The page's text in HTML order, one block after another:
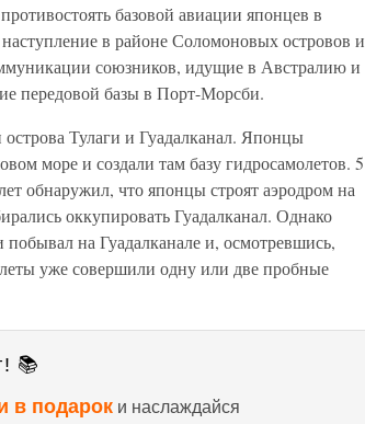
базовой авиации японцев в
в районе Соломоновых островов и
союзников, идущие в Австралию и
передовой базы в Порт-Морсби.
Тулаги и Гуадалканал. Японцы
море и создали там базу гидросамолетов. 5
обнаружил, что японцы строят аэродром на
оккупировать Гуадалканал. Однако
на Гуадалканале и, осмотревшись,
уже совершили одну или две пробные
📚
в подарок и наслаждайся